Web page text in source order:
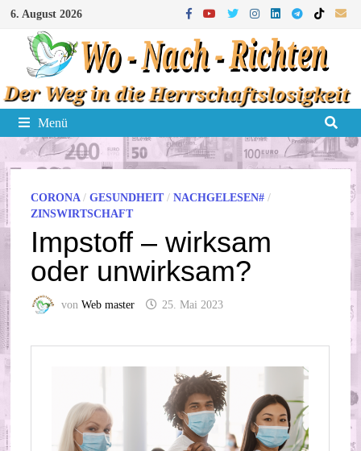
Zum
Inhalt
springen
6. August 2026
Menü
CORONA/GESUNDHEIT/NACHGELESEN# /
ZINSWIRTSCHAFT
Impstoff – wirksam
oder unwirksam?
vonWeb master 25. Mai 2023